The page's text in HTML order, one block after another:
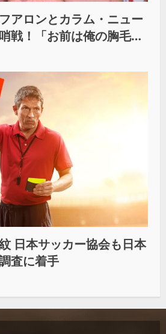
アロンとカラム・ニュー
戦！「お前は俺の胸毛に
と一緒だ」
日本サッカー協会も日本
査に着手